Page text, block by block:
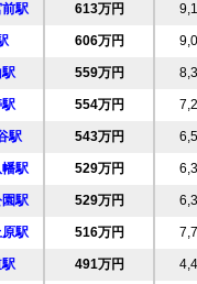
万円～12,070万
マンションナビで
料一括査定をする
ニックス初台2番館
渋谷区本町1丁目
（5分）、幡ヶ谷駅（6分
）
491万円
474万円
467万円
467万円
町 464万円
426万円
419万円
395万円
380万円
駅 613万円
606万円
559万円
554万円
駅 543万円
駅 529万円
駅 529万円
駅 516万円
491万円